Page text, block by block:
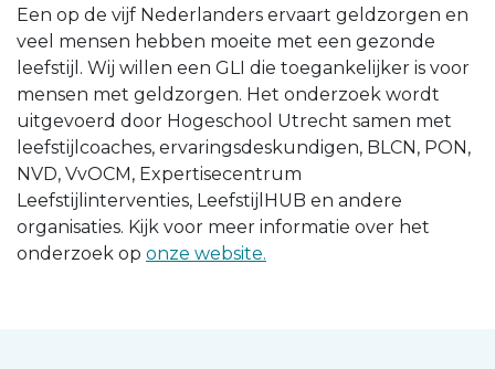
Een op de vijf Nederlanders ervaart geldzorgen en
veel mensen hebben moeite met een gezonde
leefstijl. Wij willen een GLI die toegankelijker is voor
mensen met geldzorgen. Het onderzoek wordt
uitgevoerd door Hogeschool Utrecht samen met
leefstijlcoaches, ervaringsdeskundigen, BLCN, PON,
NVD, VvOCM, Expertisecentrum
Leefstijlinterventies, LeefstijlHUB en andere
organisaties. Kijk voor meer informatie over het
onderzoek op onze website.